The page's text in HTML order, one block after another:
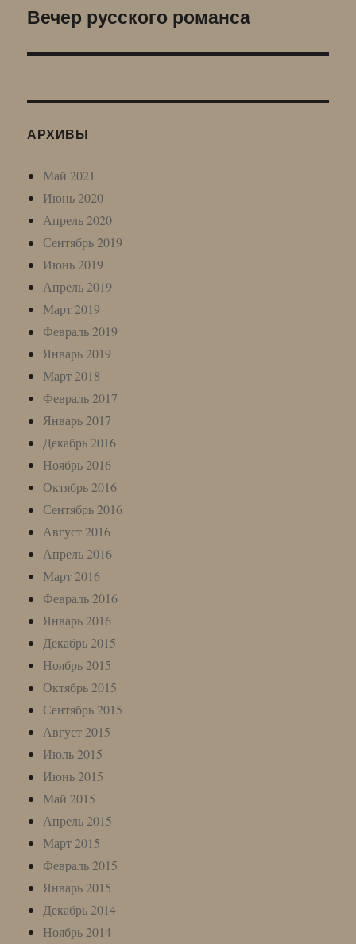
Следующая
Вечер русского романса
АРХИВЫ
Май 2021
Июнь 2020
Апрель 2020
Сентябрь 2019
Июнь 2019
Апрель 2019
Март 2019
Февраль 2019
Январь 2019
Март 2018
Февраль 2017
Январь 2017
Декабрь 2016
Ноябрь 2016
Октябрь 2016
Сентябрь 2016
Август 2016
Апрель 2016
Март 2016
Февраль 2016
Январь 2016
Декабрь 2015
Ноябрь 2015
Октябрь 2015
Сентябрь 2015
Август 2015
Июль 2015
Июнь 2015
Май 2015
Апрель 2015
Март 2015
Февраль 2015
Январь 2015
Декабрь 2014
Ноябрь 2014